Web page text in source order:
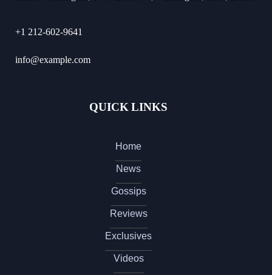
+1 212-602-9641
info@example.com
QUICK LINKS
Home
News
Gossips
Reviews
Exclusives
Videos